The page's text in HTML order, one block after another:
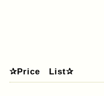
✰Price List✰